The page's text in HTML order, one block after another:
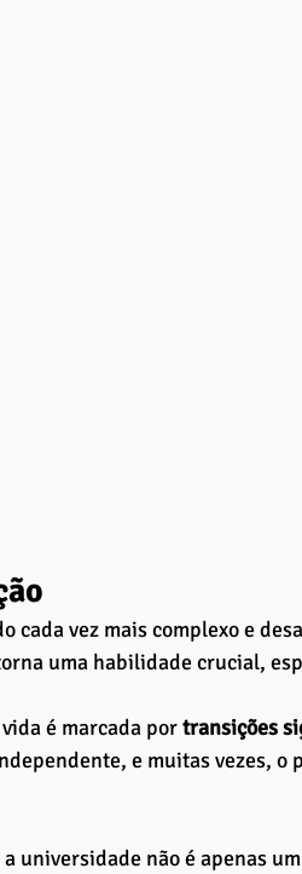
cada vez mais complexo e
uma habilidade crucial,
é marcada por transições
e muitas vezes, o
universidade não é apenas